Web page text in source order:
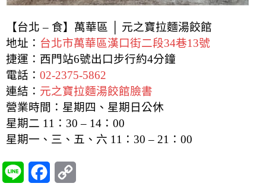
【台北 – 食】萬華區 │ 元之寶拉麵湯餃館
地址： 台北市萬華區漢口街二段34巷13號
捷運：西門站6號出口步行約4分鐘
電話： 02-2375-5862
連結： 元之寶拉麵湯餃館臉書
營業時間：星期四、星期日公休
星期二 11：30 – 14：00
星期一、三、五、六 11：30 – 21：00